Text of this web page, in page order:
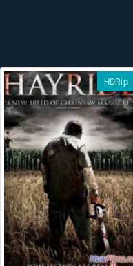
HDRip